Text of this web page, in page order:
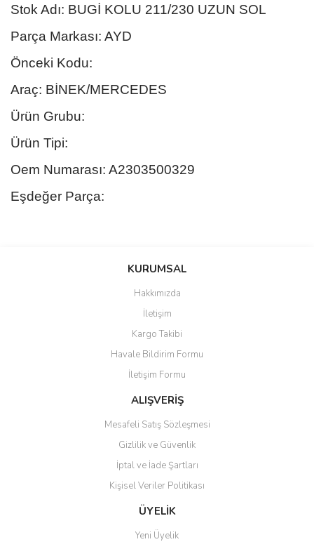
Stok Adı: BUGİ KOLU 211/230 UZUN SOL
Parça Markası: AYD
Önceki Kodu:
Araç: BİNEK/MERCEDES
Ürün Grubu:
Ürün Tipi:
Oem Numarası: A2303500329
Eşdeğer Parça:
Bu ürüne ilk yorumu siz yapın!
Yorum Yaz
Ürün resmi kalitesiz, bozuk veya görüntülenemiyor.
Ürün açıklamasında eksik bilgiler bulunuyor.
Ürün bilgilerinde hatalar bulunuyor.
Ürün fiyatı diğer sitelerden daha pahalı.
Bu ürüne benzer farklı alternatifler olmalı.
Gönder
KURUMSAL
Hakkımızda
İletişim
Kargo Takibi
Havale Bildirim Formu
İletişim Formu
ALIŞVERİŞ
Mesafeli Satış Sözleşmesi
Gizlilik ve Güvenlik
İptal ve İade Şartları
Kişisel Veriler Politikası
ÜYELİK
Yeni Üyelik